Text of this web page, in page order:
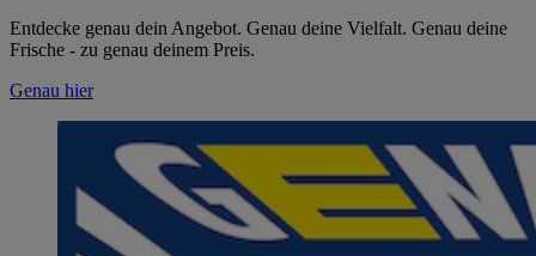
Entdecke genau dein Angebot. Genau deine Vielfalt. Genau deine
Frische - zu genau deinem Preis.
Genau hier